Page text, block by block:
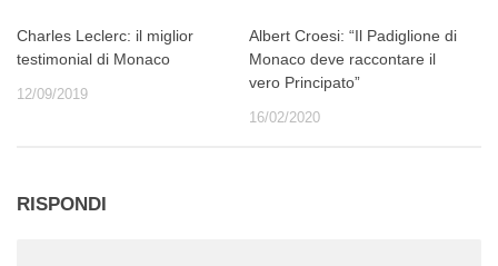
Charles Leclerc: il miglior
testimonial di Monaco
12/09/2019
Albert Croesi: “Il Padiglione di
Monaco deve raccontare il
vero Principato”
16/02/2020
RISPONDI